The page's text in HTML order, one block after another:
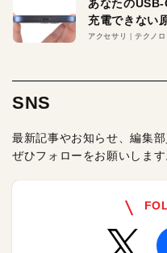
あなたのUSB-
充電できない
アクセサリ テクノロ
SNS
最新記事やお知らせ、編集
ぜひフォローをお願いします